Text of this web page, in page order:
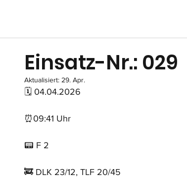
Einsatz-Nr.: 029
Aktualisiert: 29. Apr.
🗓 04.04.2026
⏰09:41 Uhr
📟 F 2
🚒 DLK 23/12, TLF 20/45